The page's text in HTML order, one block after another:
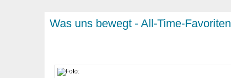
Was uns bewegt - All-Time-Favoriten